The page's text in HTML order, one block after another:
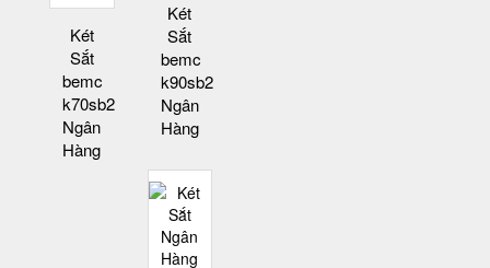
Két
Sắt
bemc
k70sb2
Ngân
Hàng
Két
Sắt
bemc
k90sb2
Ngân
Hàng